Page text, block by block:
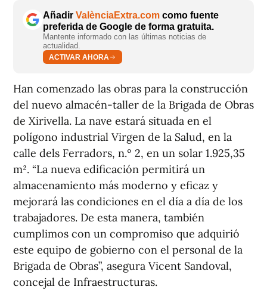
Añadir ValènciaExtra.com como fuente
preferida de Google de forma gratuita.
Mantente informado con las últimas noticias de
actualidad.
ACTIVAR AHORA
Han comenzado las obras para la construcción
del nuevo almacén-taller de la Brigada de Obras
de Xirivella. La nave estará situada en el
polígono industrial Virgen de la Salud, en la
calle dels Ferradors, n.º 2, en un solar 1.925,35
m². “La nueva edificación permitirá un
almacenamiento más moderno y eficaz y
mejorará las condiciones en el día a día de los
trabajadores. De esta manera, también
cumplimos con un compromiso que adquirió
este equipo de gobierno con el personal de la
Brigada de Obras”, asegura Vicent Sandoval,
concejal de Infraestructuras.